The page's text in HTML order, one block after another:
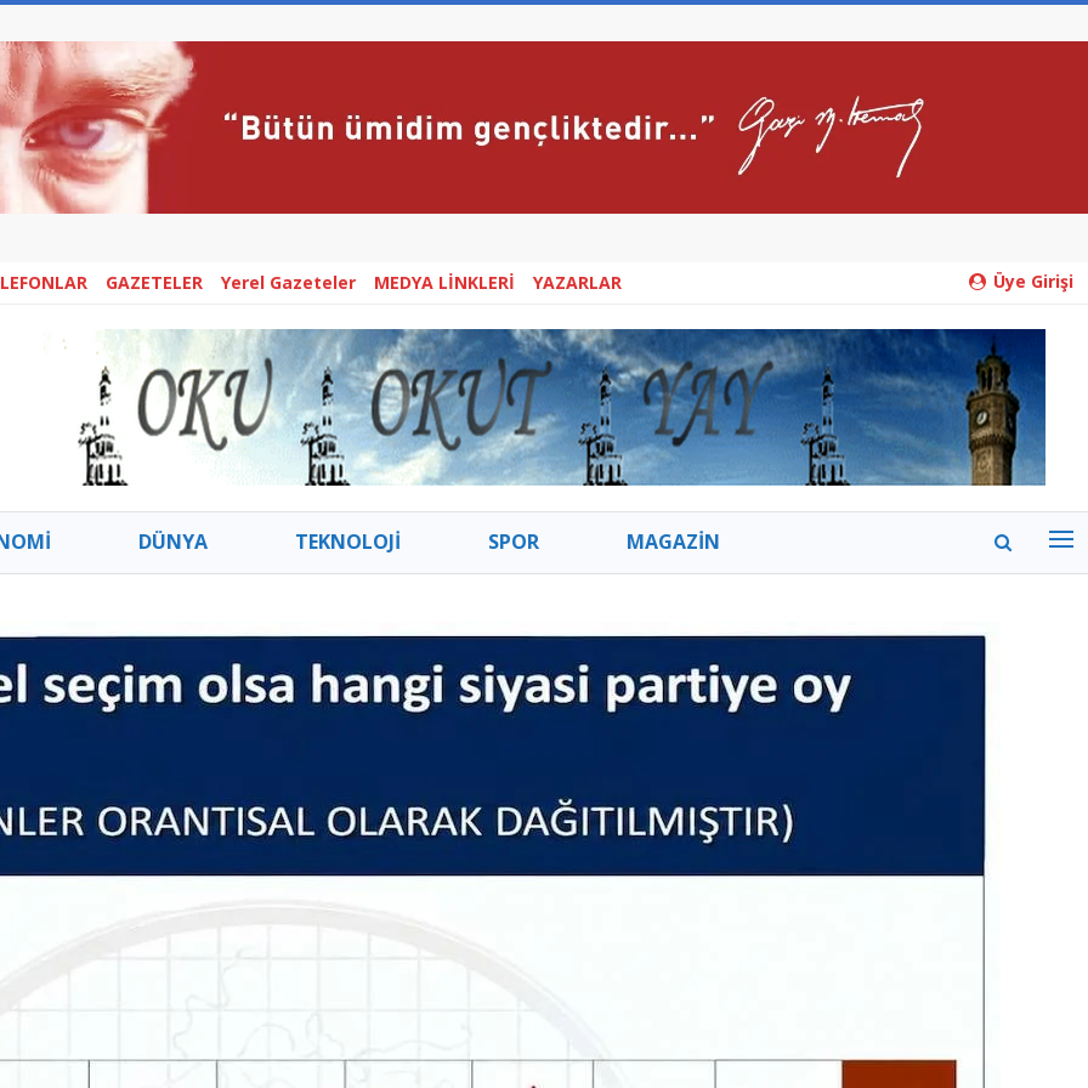
Üye Girişi
GAZETELER Yerel Gazeteler MEDYA LİNKLERİ YAZARLAR
DÜNYA TEKNOLOJİ SPOR MAGAZİN
YAŞAM İZMİR HABERLERİ GEÇMİŞ ZAMAN TÜM MANŞETLER
TURAN ÇATAL HABERLERI TÜRKİYE HABERLERİ VİTRİN YAZARLAR